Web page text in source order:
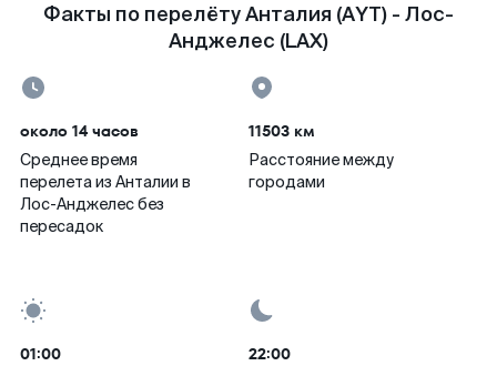
Факты по перелёту Анталия (AYT) - Лос-
Анджелес (LAX)
около 14 часов
Среднее время
перелета из Анталии в
Лос-Анджелес без
пересадок
11503 км
Расстояние между
городами
01:00 22:00